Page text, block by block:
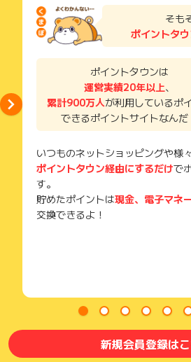
お申し込みやお買い物後、利用したサ
了などのメールは、ポイント獲得する
獲得待ち・獲得失敗の状態でお問い合
メールを送っていただく場合がござい
そのため、紛失・破棄された場合は対
ご注意ください。
(※) SafariやChromeなどwebサイトを
そも
ポイントタ
ポイントタウンは
運営実績20年以上、
累計900万人が利用しているポ
できるポイントサイトなんだ
いつものネットショッピングや様
ポイントタウン経由にするだけで
す。
貯めたポイントは現金、電子マネ
交換できるよ！
新規会員登録は